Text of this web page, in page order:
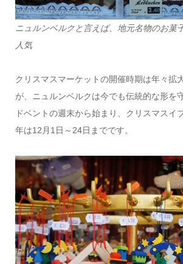
ニュルンベルクと言えば、地元名物のお菓
人気
クリスマスマーケットの開催時期は年々拡
が、ニュルンベルクは今でも伝統的な形を
ドベントの週末から始まり、クリスマスイ
年は12月1日～24日までです。